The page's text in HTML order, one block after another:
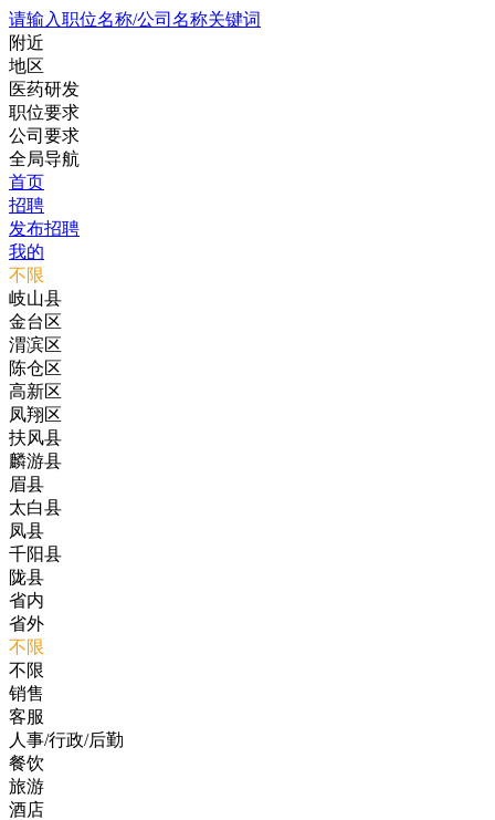
请输入职位名称/公司名称关键词
附近
地区
医药研发
职位要求
公司要求
全局导航
首页
招聘
发布招聘
我的
不限
岐山县
金台区
渭滨区
陈仓区
高新区
凤翔区
扶风县
麟游县
眉县
太白县
凤县
千阳县
陇县
省内
省外
不限
不限
销售
客服
人事/行政/后勤
餐饮
旅游
酒店